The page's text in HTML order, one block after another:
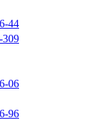
44
309
06
96